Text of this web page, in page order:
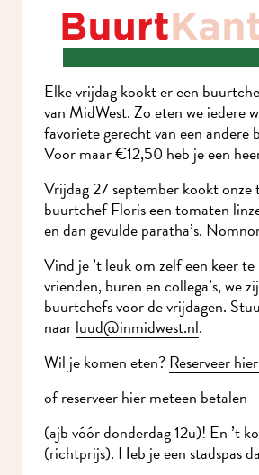
Elke vrijdag kookt er een
van MidWest. Zo eten we iedere
favoriete gerecht van een andere
Voor maar €12,50 heb je een
Vrijdag 27 september kookt onze
buurtchef Floris een tomaten
en dan gevulde paratha’s.
Vind je ’t leuk om zelf een keer
vrienden, buren en collega’s, we
buurtchefs voor de vrijdagen.
naarluud@inmidwest.nl.
Wil je komen eten?Reserveer
of reserveer hiermeteen betalen
(ajb vóór donderdag 12u)! En ’t
(richtprijs). Heb je een stadspas